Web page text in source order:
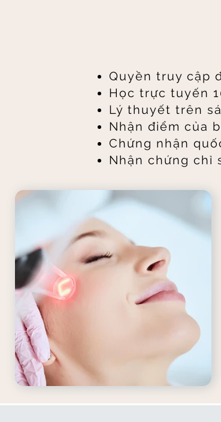
Quyền truy cập
Học trực tuyến
Lý thuyết trên
Nhận điểm của
Chứng nhận
Nhận chứng chỉ